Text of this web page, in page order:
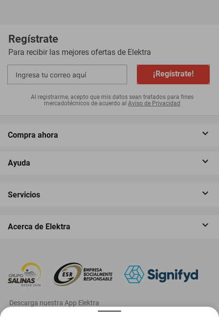
Regístrate
Para recibir las mejores ofertas de Elektra
¡Regístrate!
Al registrarme, acepto que mis datos sean tratados para fines
mercadotécnicos de acuerdo al Aviso de Privacidad
Compra ahora
Ayuda
Servicios
Acerca de Elektra
‎ Descarga nuestra App Elektra